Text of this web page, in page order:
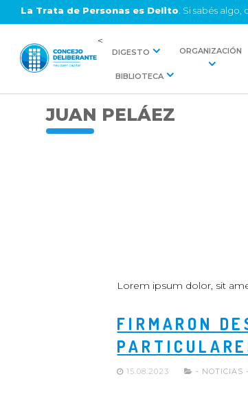
La Trata de Personas es Delito . Si sabés
<
DIGESTO ORGANIZACIÓN
BIBLIOTECA
JUAN PELÁEZ
Lorem ipsum dolor, sit
FIRMARON
15.08.2023 - NOTICIAS -